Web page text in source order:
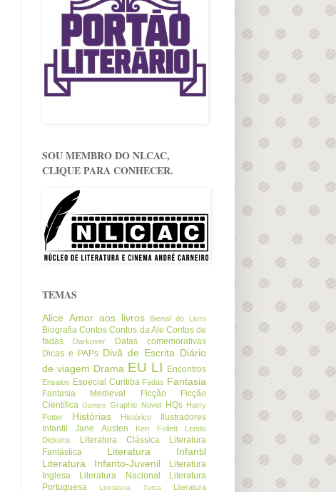
SOU MEMBRO DO NLCAC,
CLIQUE PARA CONHECER.
TEMAS
Alice Amor aos livros Bienal do Livro
Biografia Contos Contos da Ale Contos de
fadas
Darkover
Datas comemorativas
Dicas e PAPs Divã de Escrita Diário
de viagem Drama EU LI Encontros
Ensaios Especial Curitiba Fadas Fantasia
Fantasia Medieval Ficção
Ficção
Científica Games Graphic Novel HQs Harry
Potter
Histórias Histórico
Ilustradores
Infantil
Jane Austen Ken Follett
Lendo
Dickens
Literatura Clássica
Literatura
Fantástica
Literatura Infantil
Literatura Infanto-Juvenil
Literatura
Inglesa
Literatura Nacional
Literatura
Portuguesa
Literatura Turca
Literatura